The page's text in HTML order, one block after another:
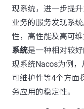
现系统，进一步提
业务的服务发现系
性，高性能及高可维
系统是一种相对较
现系统Nacos为例，
可维护性等4个方面
务应用的稳定性。